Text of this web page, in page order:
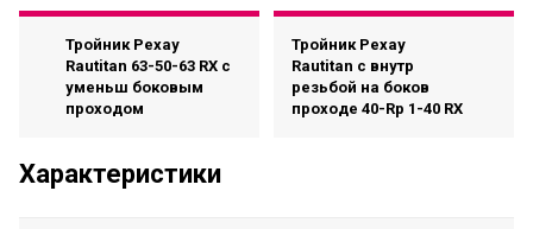
Тройник Рехау
Rautitan 63-50-63 RX с
уменьш боковым
проходом
Тройник Рехау
Rautitan с внутр
резьбой на боков
проходе 40-Rp 1-40 RX
Характеристики